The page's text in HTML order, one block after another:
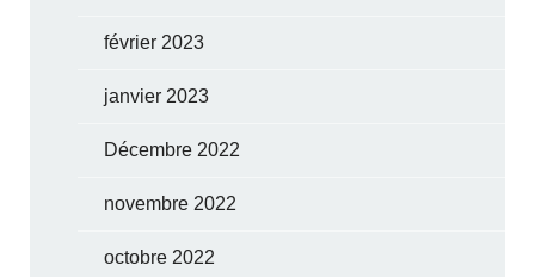
février 2023
janvier 2023
Décembre 2022
novembre 2022
octobre 2022